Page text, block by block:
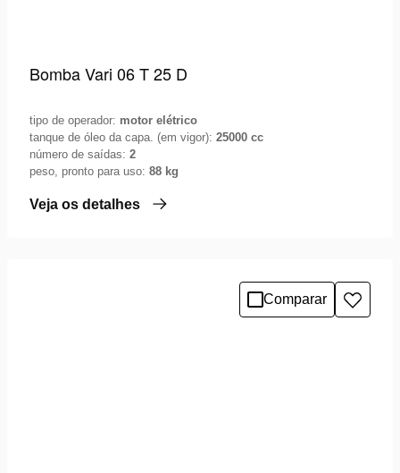
Bomba Vari 06 T 25 D
tipo de operador: motor elétrico
tanque de óleo da capa. (em vigor): 25000 cc
número de saídas: 2
peso, pronto para uso: 88 kg
Veja os detalhes
Comparar
à